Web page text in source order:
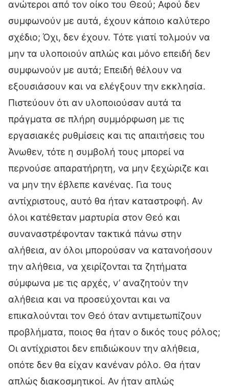
ανώτεροι από τον οίκο του Θεού; Αφού δεν
συμφωνούν με αυτά, έχουν κάποιο καλύτερο
σχέδιο; Όχι, δεν έχουν. Τότε γιατί τολμούν να
μην τα υλοποιούν απλώς και μόνο επειδή δεν
συμφωνούν με αυτά; Επειδή θέλουν να
εξουσιάσουν και να ελέγξουν την εκκλησία.
Πιστεύουν ότι αν υλοποιούσαν αυτά τα
πράγματα σε πλήρη συμμόρφωση με τις
εργασιακές ρυθμίσεις και τις απαιτήσεις του
Άνωθεν, τότε η συμβολή τους μπορεί να
περνούσε απαρατήρητη, να μην ξεχώριζε και
να μην την έβλεπε κανένας. Για τους
αντίχριστους, αυτό θα ήταν καταστροφή. Αν
όλοι κατέθεταν μαρτυρία στον Θεό και
συναναστρέφονταν τακτικά πάνω στην
αλήθεια, αν όλοι μπορούσαν να κατανοήσουν
την αλήθεια, να χειρίζονται τα ζητήματα
σύμφωνα με τις αρχές, ν’ αναζητούν την
αλήθεια και να προσεύχονται και να
επικαλούνται τον Θεό όταν αντιμετωπίζουν
προβλήματα, ποιος θα ήταν ο δικός τους ρόλος;
Οι αντίχριστοι δεν επιδιώκουν την αλήθεια,
οπότε δεν θα είχαν κανέναν ρόλο. Θα ήταν
απλώς διακοσμητικοί. Αν ήταν απλώς